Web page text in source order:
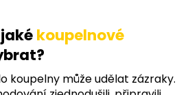
koupelnové
koupelny může udělat zázraky.